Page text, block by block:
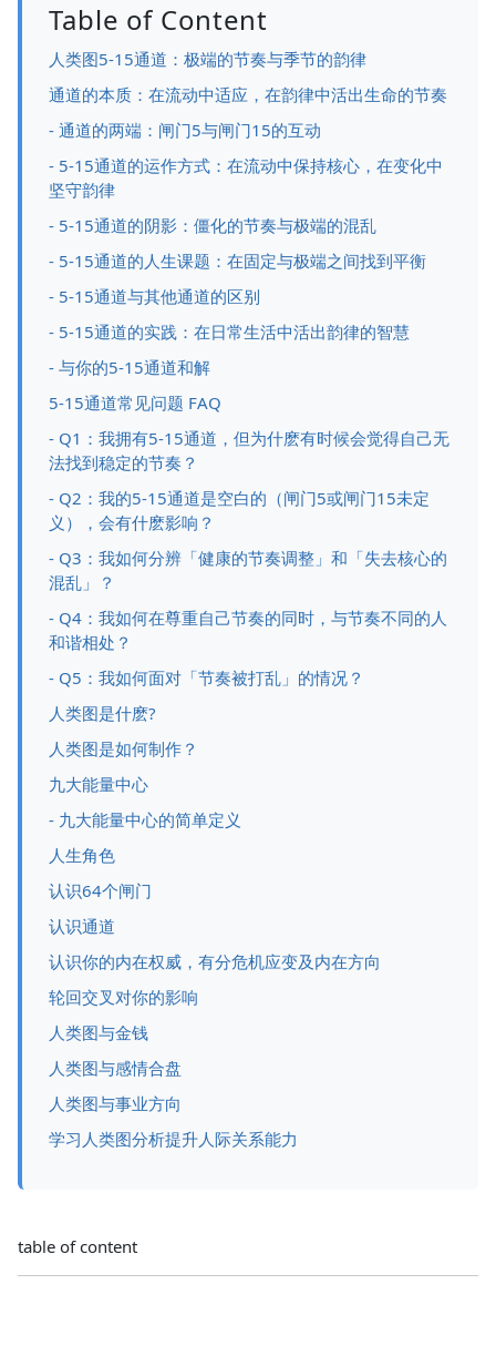
Table of Content
人类图5-15通道：极端的节奏与季节的韵律
通道的本质：在流动中适应，在韵律中活出生命的节奏
- 通道的两端：闸门5与闸门15的互动
- 5-15通道的运作方式：在流动中保持核心，在变化中
坚守韵律
- 5-15通道的阴影：僵化的节奏与极端的混乱
- 5-15通道的人生课题：在固定与极端之间找到平衡
- 5-15通道与其他通道的区别
- 5-15通道的实践：在日常生活中活出韵律的智慧
- 与你的5-15通道和解
5-15通道常见问题 FAQ
- Q1：我拥有5-15通道，但为什麽有时候会觉得自己无
法找到稳定的节奏？
- Q2：我的5-15通道是空白的（闸门5或闸门15未定
义），会有什麽影响？
- Q3：我如何分辨「健康的节奏调整」和「失去核心的
混乱」？
- Q4：我如何在尊重自己节奏的同时，与节奏不同的人
和谐相处？
- Q5：我如何面对「节奏被打乱」的情况？
人类图是什麽?
人类图是如何制作？
九大能量中心
- 九大能量中心的简单定义
人生角色
认识64个闸门
认识通道
认识你的内在权威，有分危机应变及内在方向
轮回交叉对你的影响
人类图与金钱
人类图与感情合盘
人类图与事业方向
学习人类图分析提升人际关系能力
table of content